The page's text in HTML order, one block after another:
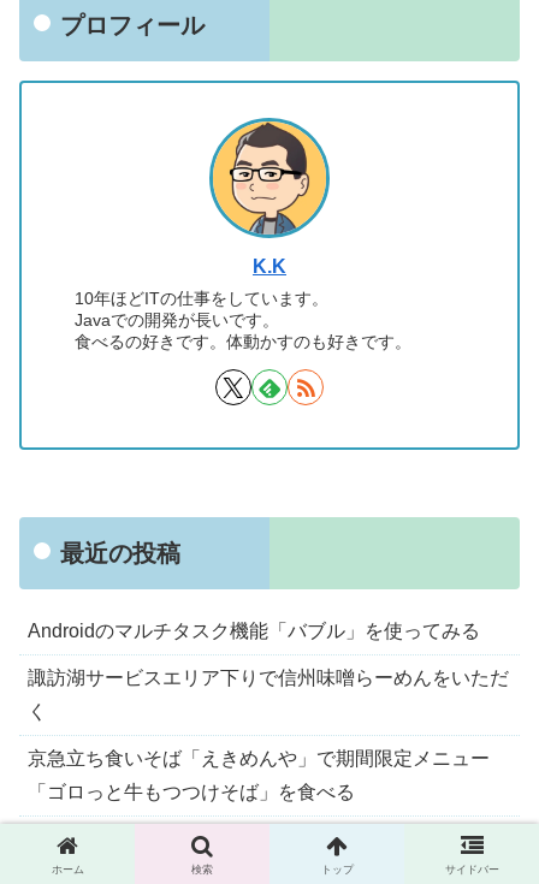
プロフィール
K.K
10年ほどITの仕事をしています。
Javaでの開発が長いです。
食べるの好きです。体動かすのも好きです。
最近の投稿
Androidのマルチタスク機能「バブル」を使ってみる
諏訪湖サービスエリア下りで信州味噌らーめんをいただ
く
京急立ち食いそば「えきめんや」で期間限定メニュー
「ゴロっと牛もつつけそば」を食べる
ふたば製麺 アトレ川崎で「肉盛りごぼうかき揚げうど
ん」をいただく
ホーム 検索 トップ サイドバー